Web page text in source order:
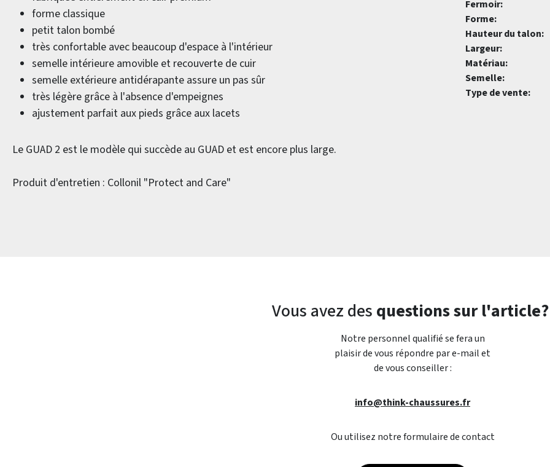
forme classique
petit talon bombé
très confortable avec beaucoup d'espace à l'intérieur
semelle intérieure amovible et recouverte de cuir
semelle extérieure antidérapante assure un pas sûr
très légère grâce à l'absence d'empeignes
ajustement parfait aux pieds grâce aux lacets
Le GUAD 2 est le modèle qui succède au GUAD et est encore plus large.
Produit d'entretien : Collonil "Protect and Care"
Fermoir:
Forme:
Hauteur du talon:
Largeur:
Matériau:
Semelle:
Type de vente:
Vous avez des questions sur l'article?
Notre personnel qualifié se fera un
plaisir de vous répondre par e-mail et
de vous conseiller :
info@think-chaussures.fr
Ou utilisez notre formulaire de contact